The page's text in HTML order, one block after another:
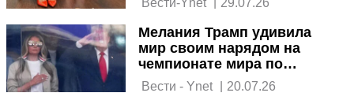
Мелания Трамп удивила
мир своим нарядом на
чемпионате мира по
футболу
Вести - Ynet | 20.07.26